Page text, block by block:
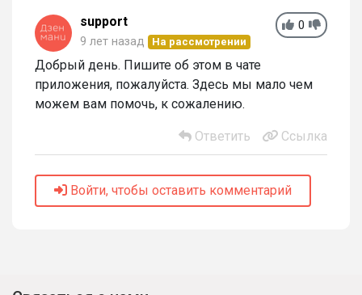
0
support
9 лет назад На рассмотрении
Добрый день. Пишите об этом в чате
приложения, пожалуйста. Здесь мы мало чем
можем вам помочь, к сожалению.
Ответить Ссылка
Войти, чтобы оставить комментарий